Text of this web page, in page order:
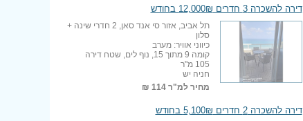
דירה להשכרה 3 חדרים 12,000₪ בחודש
תל אביב, אזור סי אנד סאן, 2 חדרי שינה +
סלון
כיווני אוויר: מערב
קומה 9 מתוך 15, נוף לים, שטח דירה
105 מ"ר
חניה יש
מחיר למ"ר114 ₪
דירה להשכרה 2 חדרים 5,100₪ בחודש